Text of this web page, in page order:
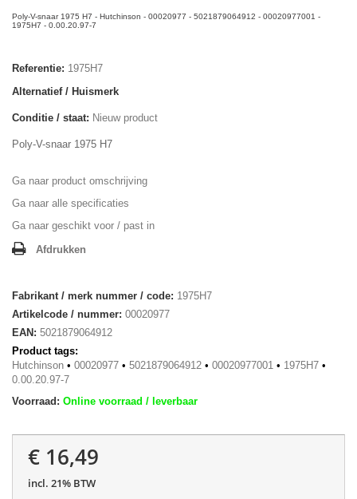
Poly-V-snaar 1975 H7 - Hutchinson - 00020977 - 5021879064912 - 00020977001 -
1975H7 - 0.00.20.97-7
Referentie: 1975H7
Alternatief / Huismerk
Conditie / staat: Nieuw product
Poly-V-snaar 1975 H7
Ga naar product omschrijving
Ga naar alle specificaties
Ga naar geschikt voor / past in
Afdrukken
Fabrikant / merk nummer / code: 1975H7
Artikelcode / nummer: 00020977
EAN: 5021879064912
Product tags:
Hutchinson • 00020977 • 5021879064912 • 00020977001 • 1975H7 •
0.00.20.97-7
Voorraad: Online voorraad / leverbaar
€ 16,49
incl. 21% BTW